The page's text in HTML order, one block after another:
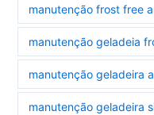
manutenção frost free
manutenção geladeia
manutenção geladeira
manutenção geladeira